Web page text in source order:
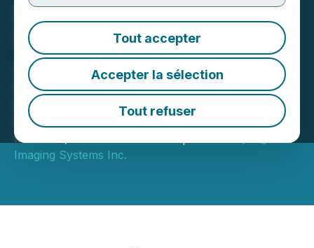
Tout accepter
Accepter la sélection
Tout refuser
Epilog Announces Self-
Driving Solution SideCar
Available for Sale
Computer vision innovator is
providing an affordable retrofit for
existing vehicles.
March 14, 2024 12:00 PM EDT | Source:
Imaging Systems Inc.